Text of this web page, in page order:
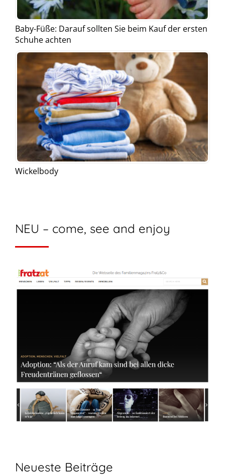
Baby-Füße: Darauf sollten Sie beim Kauf der ersten
Schuhe achten
Wickelbody
NEU – come, see and enjoy
Neueste Beiträge